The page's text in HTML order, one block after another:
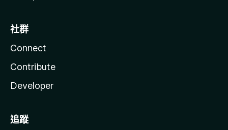
社群
Connect
Contribute
Developer
追蹤